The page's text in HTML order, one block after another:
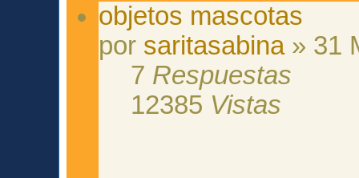
objetos mascotas
por saritasabina» 31
7 Respuestas
12385 Vistas